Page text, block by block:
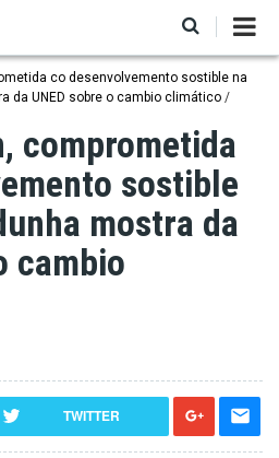
co desenvolvemento sostible na
da UNED sobre o cambio climático
comprometida
sostible
mostra da
cambio
TWITTER